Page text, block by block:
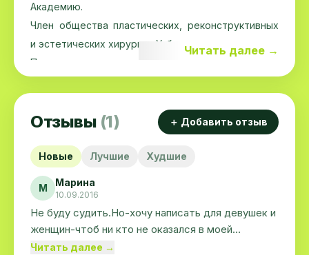
Академию.
Член общества пластических, реконструктивных
и эстетических хирургов Узбекистана.
Прошел резидентуру по специальности
оттопыренности ушных раковин. Аспирант
кафедры «Хирургической стоматологии и
челюстно-лицевой хирургии»
Прошел специализацию по пластической,
реконструктивной и эстетической хирургии (По
следующим разделам: челюстно-лицевая
хирургия, костная пластика, расщелины губы и
Читать далее →
Отзывы (1) ＋ Добавить отзыв
Новые Лучшие Худшие
М Марина
10.09.2016
Не буду судить.Но-хочу написать для девушек и
женщин-чтоб ни кто не оказался в моей
ситуации...Пришла на консультацию-чуть ли ни
Читать далее →